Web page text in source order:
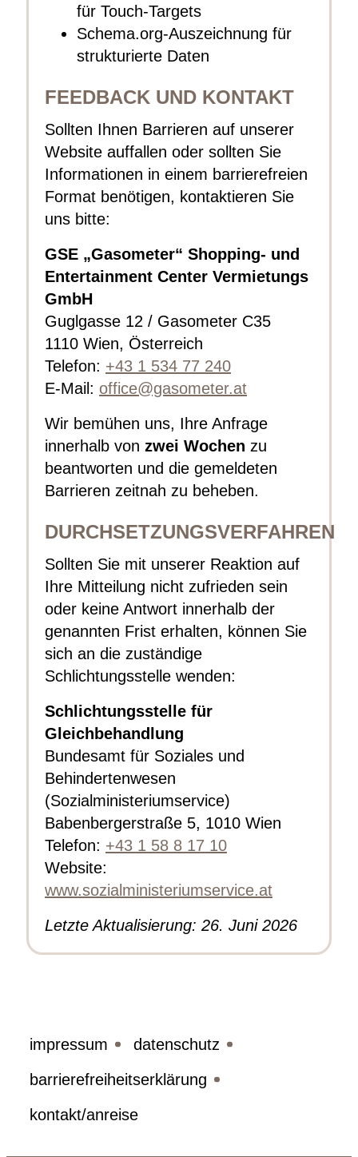
für Touch-Targets
Schema.org-Auszeichnung für
strukturierte Daten
FEEDBACK UND KONTAKT
Sollten Ihnen Barrieren auf unserer
Website auffallen oder sollten Sie
Informationen in einem barrierefreien
Format benötigen, kontaktieren Sie
uns bitte:
GSE „Gasometer“ Shopping- und
Entertainment Center Vermietungs
GmbH
Guglgasse 12 / Gasometer C35
1110 Wien, Österreich
Telefon: +43 1 534 77 240
E-Mail: office@gasometer.at
Wir bemühen uns, Ihre Anfrage
innerhalb von zwei Wochen zu
beantworten und die gemeldeten
Barrieren zeitnah zu beheben.
DURCHSETZUNGSVERFAHREN
Sollten Sie mit unserer Reaktion auf
Ihre Mitteilung nicht zufrieden sein
oder keine Antwort innerhalb der
genannten Frist erhalten, können Sie
sich an die zuständige
Schlichtungsstelle wenden:
Schlichtungsstelle für
Gleichbehandlung
Bundesamt für Soziales und
Behindertenwesen
(Sozialministeriumservice)
Babenbergerstraße 5, 1010 Wien
Telefon: +43 1 58 8 17 10
Website:
www.sozialministeriumservice.at
Letzte Aktualisierung: 26. Juni 2026
impressum
datenschutz
barrierefreiheitserklärung
kontakt/anreise